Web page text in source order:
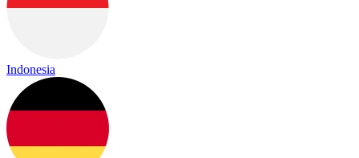
Indonesia